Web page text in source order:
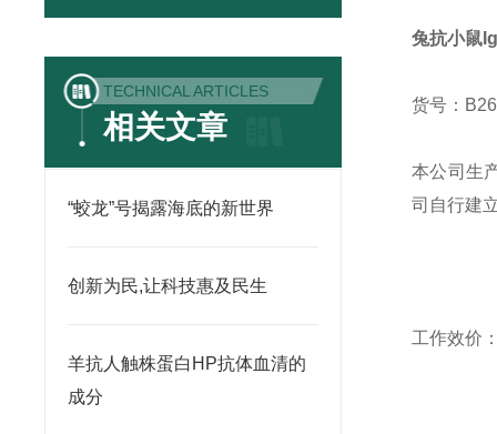
TECHNICAL ARTICLES
相关文章
“蛟龙”号揭露海底的新世界
创新为民,让科技惠及民生
羊抗人触株蛋白HP抗体血清的
成分
兔抗小鼠
货号：
本公司生
司自行建
工作效价